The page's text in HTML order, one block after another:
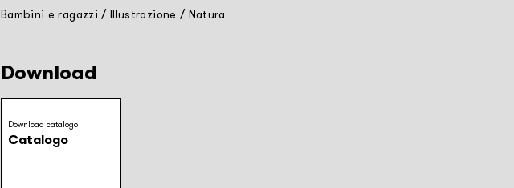
Bambini e ragazzi /Illustrazione / Natura
Download
Download catalogo
Catalogo